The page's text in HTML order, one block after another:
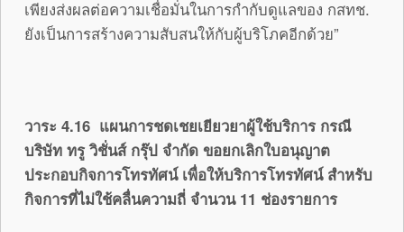
เพียงส่งผลต่อความเชื่อมั่นในการกำกับดูแลของ กสทช.
ยังเป็นการสร้างความสับสนให้กับผู้บริโภคอีกด้วย”
วาระ 4.16 แผนการชดเชยเยียวยาผู้ใช้บริการ กรณี
บริษัท ทรู วิชั่นส์ กรุ๊ป จำกัด ขอยกเลิกใบอนุญาต
ประกอบกิจการโทรทัศน์ เพื่อให้บริการโทรทัศน์ สำหรับ
กิจการที่ไม่ใช้คลื่นความถี่ จำนวน 11 ช่องรายการ